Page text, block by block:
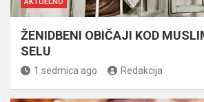
AKTUELNO
ŽENIDBENI OBIČAJI KOD
SELU
1 sedmica ago Redakcija